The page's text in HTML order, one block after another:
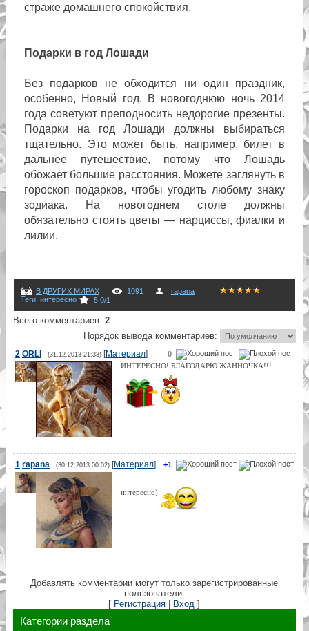
страже домашнего спокойствия.
Подарки в год Лошади
Без подарков не обходится ни один праздник,
особенно, Новый год. В новогоднюю ночь 2014
года советуют преподносить недорогие презенты.
Подарки на год Лошади должны выбираться
тщательно. Это может быть, например, билет в
дальнее путешествие, потому что Лошадь
обожает большие расстояния. Можете заглянуть в
гороскоп подарков, чтобы угодить любому знаку
зодиака. На новогоднем столе должны
обязательно стоять цветы — нарциссы, фиалки и
лилии.
В ДРУГИХ МИРАХ 1091
rapana
Теги: интересно 5.0/1
Всего комментариев: 2
Порядок вывода комментариев:
0
2 ORLI (31.12.2013 21:33)[Материал]
ИНТЕРЕСНО! БЛАГОДАРЮ ЖАННОЧКА!!!
+1
1 rapana (30.12.2013 00:02)[Материал]
интересно)
Добавлять комментарии могут только зарегистрированные
пользователи.
[ Регистрация | Вход ]
Категории раздела